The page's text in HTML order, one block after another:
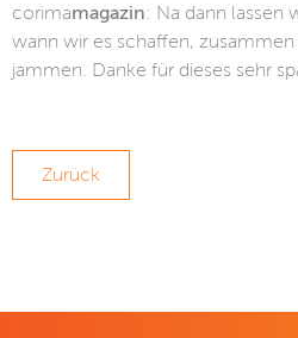
corimamagazin: Na dann lassen
wann wir es schaffen, zusammen
jammen. Danke für dieses sehr
Zurück